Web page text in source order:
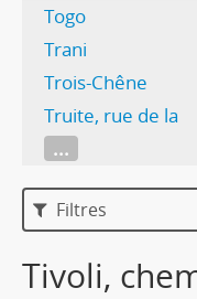
Togo
Trani
Trois-Chêne
Truite, rue de la
...
Filtres
Tivoli,